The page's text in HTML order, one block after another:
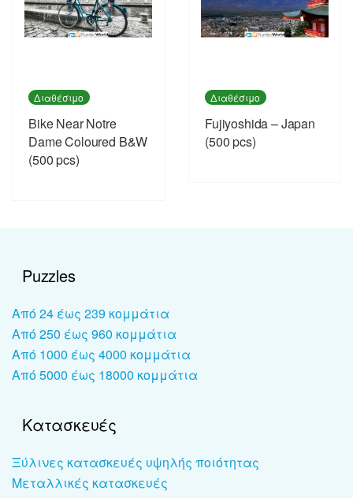
Διαθέσιμο
Bike Near Notre
Dame Coloured B&W
(500 pcs)
Διαθέσιμο
Fujiyoshida – Japan
(500 pcs)
Puzzles
Από 24 έως 239 κομμάτια
Από 250 έως 960 κομμάτια
Από 1000 έως 4000 κομμάτια
Από 5000 έως 18000 κομμάτια
Κατασκευές
Ξύλινες κατασκευές υψηλής ποιότητας
Μεταλλικές κατασκευές